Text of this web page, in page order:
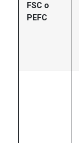
FSC o
PEFC